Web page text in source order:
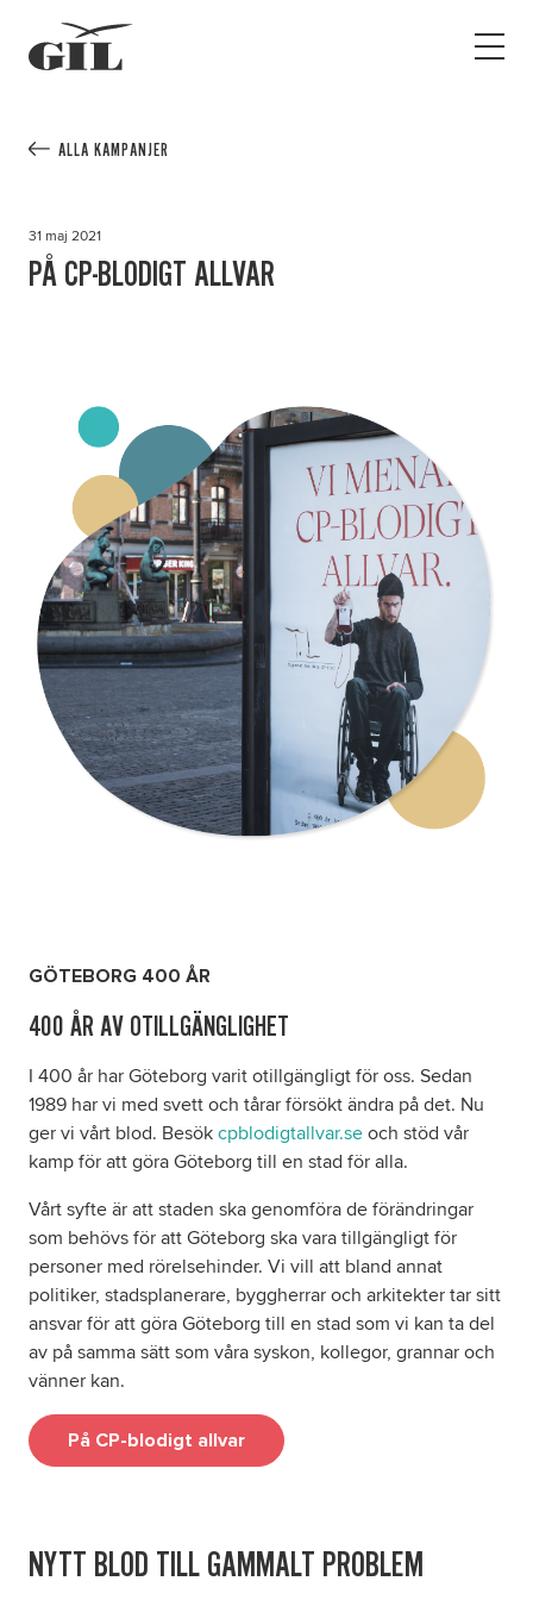
Open
Ha assistans
Jobb
Kampanjer
Om oss
Nyheter
Ordlista
FAQ
Formulär
ALLA KAMPANJER
31 maj 2021
PÅ CP-BLODIGT ALLVAR
GÖTEBORG 400 ÅR
400 ÅR AV OTILLGÄNGLIGHET
I 400 år har Göteborg varit otillgängligt för oss. Sedan
1989 har vi med svett och tårar försökt ändra på det. Nu
ger vi vårt blod. Besök cpblodigtallvar.se och stöd vår
kamp för att göra Göteborg till en stad för alla.
Vårt syfte är att staden ska genomföra de förändringar
som behövs för att Göteborg ska vara tillgängligt för
personer med rörelsehinder. Vi vill att bland annat
politiker, stadsplanerare, byggherrar och arkitekter tar sitt
ansvar för att göra Göteborg till en stad som vi kan ta del
av på samma sätt som våra syskon, kollegor, grannar och
vänner kan.
På CP-blodigt allvar
NYTT BLOD TILL GAMMALT PROBLEM